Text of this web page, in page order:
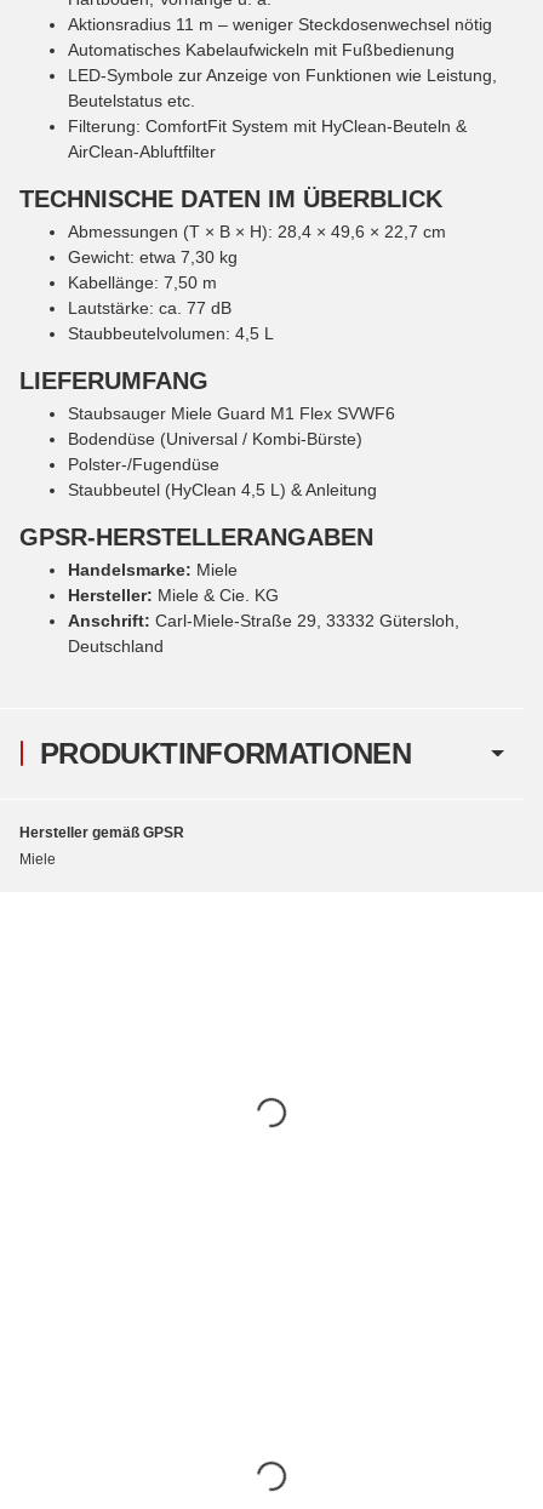
PRODUKTINFORMATIONEN
Aktionsradius 11 m – weniger Steckdosenwechsel nötig
Automatisches Kabelaufwickeln mit Fußbedienung
LED-Symbole zur Anzeige von Funktionen wie Leistung,
Beutelstatus etc.
Filterung: ComfortFit System mit HyClean-Beuteln &
AirClean-Abluftfilter
TECHNISCHE DATEN IM ÜBERBLICK
Abmessungen (T × B × H): 28,4 × 49,6 × 22,7 cm
Gewicht: etwa 7,30 kg
Kabellänge: 7,50 m
Lautstärke: ca. 77 dB
Staubbeutelvolumen: 4,5 L
LIEFERUMFANG
Staubsauger Miele Guard M1 Flex SVWF6
Bodendüse (Universal / Kombi-Bürste)
Polster-/Fugendüse
Staubbeutel (HyClean 4,5 L) & Anleitung
GPSR-HERSTELLERANGABEN
Handelsmarke: Miele
Hersteller: Miele & Cie. KG
Anschrift: Carl-Miele-Straße 29, 33332 Gütersloh,
Deutschland
Hersteller gemäß GPSR
Miele